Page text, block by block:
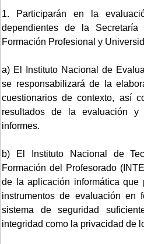
1. Participarán en la
dependientes de la
Formación Profesional y
a) El Instituto Nacional de
se responsabilizará de la
cuestionarios de contexto, así
resultados de la evaluación
informes.
b) El Instituto Nacional de
Formación del Profesorado
de la aplicación informática
instrumentos de evaluación en
sistema de seguridad
integridad como la privacidad de